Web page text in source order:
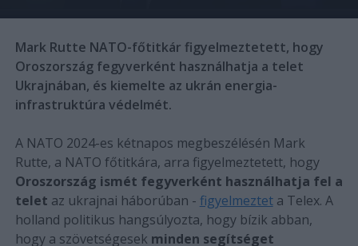
Mark Rutte NATO-főtitkár figyelmeztetett, hogy
Oroszország fegyverként használhatja a telet
Ukrajnában, és kiemelte az ukrán energia-
infrastruktúra védelmét.
A NATO 2024-es kétnapos megbeszélésén Mark
Rutte, a NATO főtitkára, arra figyelmeztetett, hogy
Oroszország ismét fegyverként használhatja fel a
telet az ukrajnai háborúban - figyelmezteta Telex. A
holland politikus hangsúlyozta, hogy bízik abban,
hogy a szövetségesek minden segítséget